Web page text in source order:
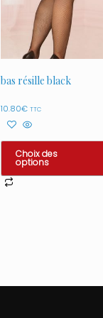
bas résille black
10.80€ TTC
Choix des
options
être